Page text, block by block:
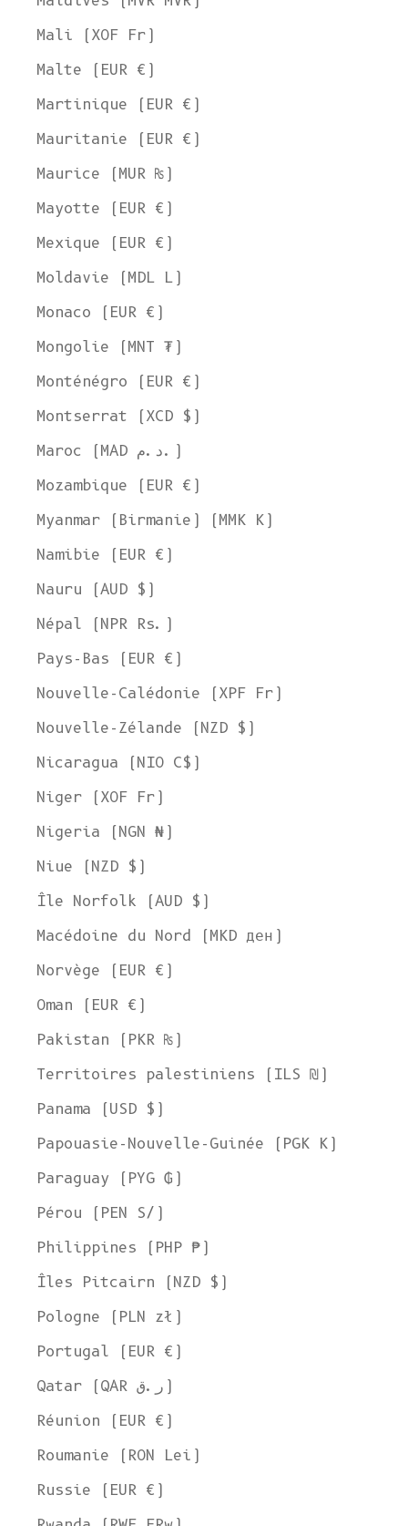
Mali (XOF Fr)
Malte (EUR €)
Martinique (EUR €)
Mauritanie (EUR €)
Maurice (MUR ₨)
Mayotte (EUR €)
Mexique (EUR €)
Moldavie (MDL L)
Monaco (EUR €)
Mongolie (MNT ₮)
Monténégro (EUR €)
Montserrat (XCD $)
Maroc (MAD د.م.)
Mozambique (EUR €)
Myanmar (Birmanie) (MMK K)
Namibie (EUR €)
Nauru (AUD $)
Népal (NPR Rs.)
Pays-Bas (EUR €)
Nouvelle-Calédonie (XPF Fr)
Nouvelle-Zélande (NZD $)
Nicaragua (NIO C$)
Niger (XOF Fr)
Nigeria (NGN ₦)
Niue (NZD $)
Île Norfolk (AUD $)
Macédoine du Nord (MKD ден)
Norvège (EUR €)
Oman (EUR €)
Pakistan (PKR ₨)
Territoires palestiniens (ILS ₪)
Panama (USD $)
Papouasie-Nouvelle-Guinée (PGK K)
Paraguay (PYG ₲)
Pérou (PEN S/)
Philippines (PHP ₱)
Îles Pitcairn (NZD $)
Pologne (PLN zł)
Portugal (EUR €)
Qatar (QAR ر.ق)
Réunion (EUR €)
Roumanie (RON Lei)
Russie (EUR €)